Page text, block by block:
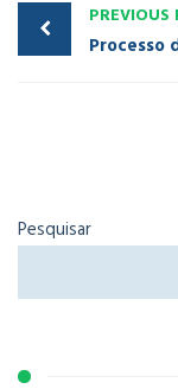
PREVIOUS
Pesquisar